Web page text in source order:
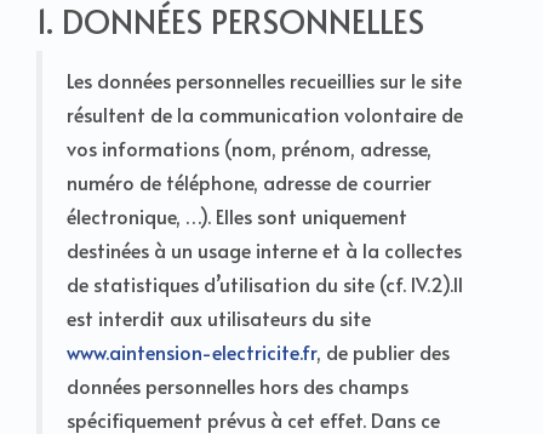
1. DONNÉES PERSONNELLES
Les données personnelles recueillies sur le site
résultent de la communication volontaire de
vos informations (nom, prénom, adresse,
numéro de téléphone, adresse de courrier
électronique, …). Elles sont uniquement
destinées à un usage interne et à la collectes
de statistiques d’utilisation du site (cf. IV.2).Il
est interdit aux utilisateurs du site
www.aintension-electricite.fr, de publier des
données personnelles hors des champs
spécifiquement prévus à cet effet. Dans ce